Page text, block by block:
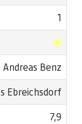
1
Andreas Benz
Ebreichsdorf
7,9